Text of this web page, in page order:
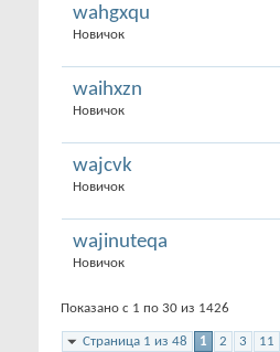
wahgxqu
Новичок
waihxzn
Новичок
wajcvk
Новичок
wajinuteqa
Новичок
Показано с 1 по 30 из 1426
Страница 1 из 48 1 2 3 11